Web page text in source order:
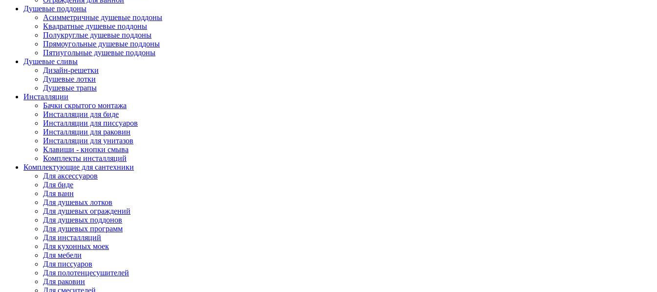
Душевые поддоны
Асимметричные душевые поддоны
Квадратные душевые поддоны
Полукруглые душевые поддоны
Прямоугольные душевые поддоны
Пятиугольные душевые поддоны
Душевые сливы
Дизайн-решетки
Душевые лотки
Душевые трапы
Инсталляции
Бачки скрытого монтажа
Инсталляции для биде
Инсталляции для писсуаров
Инсталляции для раковин
Инсталляции для унитазов
Клавиши - кнопки смыва
Комплекты инсталляций
Комплектующие для сантехники
Для аксессуаров
Для биде
Для ванн
Для душевых лотков
Для душевых ограждений
Для душевых поддонов
Для душевых программ
Для инсталляций
Для кухонных моек
Для мебели
Для писсуаров
Для полотенцесушителей
Для раковин
Для смесителей